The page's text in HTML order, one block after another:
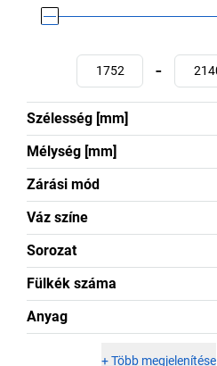
-
Szélesség [mm]
Mélység [mm]
Zárási mód
Váz színe
Sorozat
Fülkék száma
Anyag
+Több megjelenítése